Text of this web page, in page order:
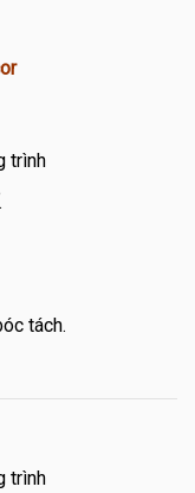
trình
tách.
trình